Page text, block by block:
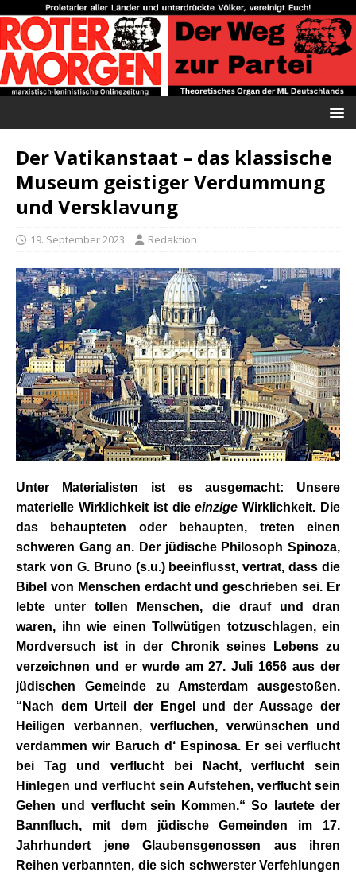
Der Vatikanstaat – das klassische
Museum geistiger Verdummung
und Versklavung
19. September 2023 Redaktion
Unter Materialisten ist es ausgemacht: Unsere
materielle Wirklichkeit ist dieeinzige Wirklichkeit. Die
das behaupteten oder behaupten, treten einen
schweren Gang an. Der jüdische Philosoph Spinoza,
stark von G. Bruno (s.u.) beeinflusst, vertrat, dass die
Bibel von Menschen erdacht und geschrieben sei. Er
lebte unter tollen Menschen, die drauf und dran
waren, ihn wie einen Tollwütigen totzuschlagen, ein
Mordversuch ist in der Chronik seines Lebens zu
verzeichnen und er wurde am 27. Juli 1656 aus der
jüdischen Gemeinde zu Amsterdam ausgestoßen.
“Nach dem Urteil der Engel und der Aussage der
Heiligen verbannen, verfluchen, verwünschen und
verdammen wir Baruch d‘ Espinosa. Er sei verflucht
bei Tag und verflucht bei Nacht, verflucht sein
Hinlegen und verflucht sein Aufstehen, verflucht sein
Gehen und verflucht sein Kommen.“ So lautete der
Bannfluch, mit dem jüdische Gemeinden im 17.
Jahrhundert jene Glaubensgenossen aus ihren
Reihen verbannten, die sich schwerster Verfehlungen